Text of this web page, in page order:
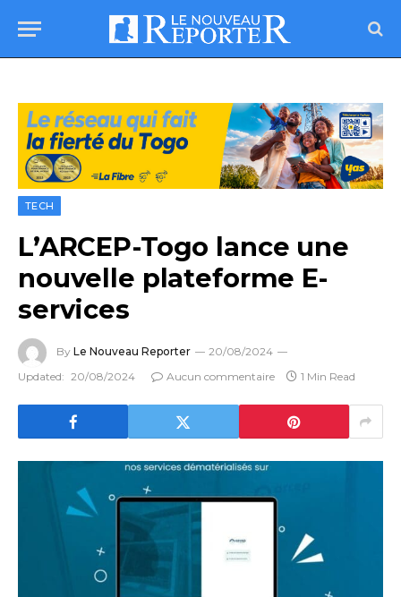
TECH
L’ARCEP-Togo lance une
nouvelle plateforme E-
services
By Le Nouveau Reporter
20/08/2024
Updated: 20/08/2024 Aucun commentaire 1 Min Read